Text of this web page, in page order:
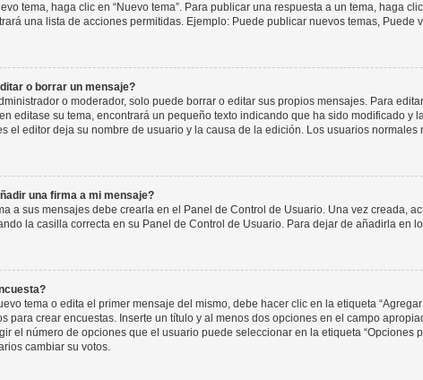
tema, haga clic en “Nuevo tema”. Para publicar una respuesta a un tema, haga
una lista de acciones permitidas. Ejemplo: Puede publicar nuevos temas, Puede
o borrar un mensaje?
o moderador, solo puede borrar o editar sus propios mensajes. Para
editase su tema, encontrará un pequeño texto indicando que ha sido modificado
el editor deja su nombre de usuario y la causa de la edición. Los usuarios
una firma a mi mensaje?
a sus mensajes debe crearla en el Panel de Control de Usuario. Una vez creada,
la casilla correcta en su Panel de Control de Usuario. Para dejar de añadirla en
tema o edita el primer mensaje del mismo, debe hacer clic en la etiqueta
para crear encuestas. Inserte un título y al menos dos opciones en el campo
el número de opciones que el usuario puede seleccionar en la etiqueta
cambiar su votos.